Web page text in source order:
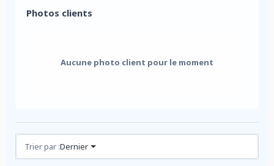
Photos clients
Aucune photo client pour le moment
Avis (0)
Trier par :Dernier